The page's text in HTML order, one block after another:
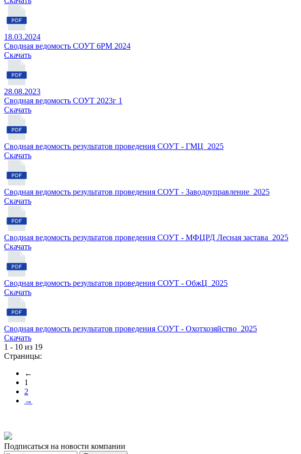
18.03.2024
Сводная ведомость СОУТ 6РМ 2024
Cкачать
28.08.2023
Сводная ведомость СОУТ 2023г 1
Cкачать
Сводная ведомость результатов проведения СОУТ - ГМЦ_2025
Cкачать
Сводная ведомость результатов проведения СОУТ - Заводоуправление_2025
Cкачать
Сводная ведомость результатов проведения СОУТ - МФЦРД Лесная застава_2025
Cкачать
Сводная ведомость результатов проведения СОУТ - ОбжЦ_2025
Cкачать
Сводная ведомость результатов проведения СОУТ - Охотхозяйство_2025
Cкачать
1 - 10 из 19
Страницы:
←
1
2
→
Подписаться на новости компании